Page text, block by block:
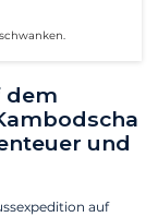
dem
und
auf